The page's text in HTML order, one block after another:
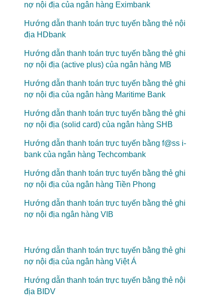
nợ nội địa của ngân hàng Eximbank
Hướng dẫn thanh toán trực tuyến bằng thẻ nội
địa HDbank
Hướng dẫn thanh toán trực tuyến bằng thẻ ghi
nợ nội địa (active plus) của ngân hàng MB
Hướng dẫn thanh toán trực tuyến bằng thẻ ghi
nợ nội địa của ngân hàng Maritime Bank
Hướng dẫn thanh toán trực tuyến bằng thẻ ghi
nợ nội địa (solid card) của ngân hàng SHB
Hướng dẫn thanh toán trực tuyến bằng f@ss i-
bank của ngân hàng Techcombank
Hướng dẫn thanh toán trực tuyến bằng thẻ ghi
nợ nội địa của ngân hàng Tiền Phong
Hướng dẫn thanh toán trực tuyến bằng thẻ ghi
nợ nội địa ngân hàng VIB
Hướng dẫn thanh toán trực tuyến bằng thẻ ghi
nợ nội địa của ngân hàng Việt Á
Hướng dẫn thanh toán trực tuyến bằng thẻ nội
địa BIDV